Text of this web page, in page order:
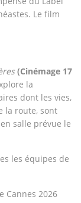
Le film
(Cinémage 17
la
dont les vies,
la route, sont
salle prévue le
les équipes de
Cannes 2026